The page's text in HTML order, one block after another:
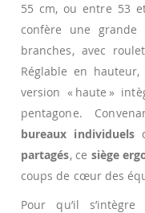
55 cm, ou entre 53
confère une
branches, avec
Réglable en
version « haute »
pentagone.
bureaux individuels
partagés, ce siège
coups de cœur des
Pour qu’il